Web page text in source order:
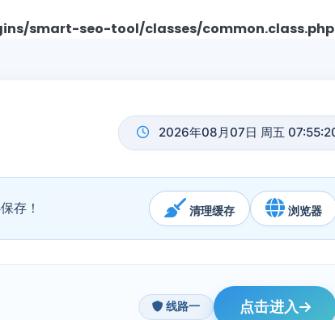
smart-seo-tool/classes/common.class.php